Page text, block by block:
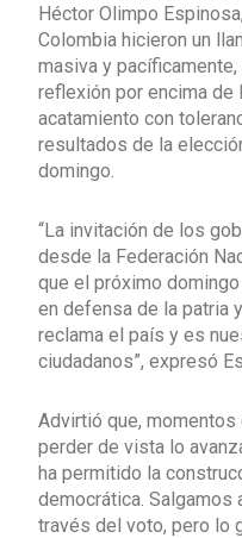
Héctor Olimpo
Colombia hicieron un
masiva y
reflexión por encima de
acatamiento con
resultados de la
domingo.
“La invitación de los
desde la Federación
que el próximo
en defensa de la patria
reclama el país y es
ciudadanos”, expresó
Advirtió que,
perder de vista lo
ha permitido la
democrática. Salgamos
través del voto, pero lo